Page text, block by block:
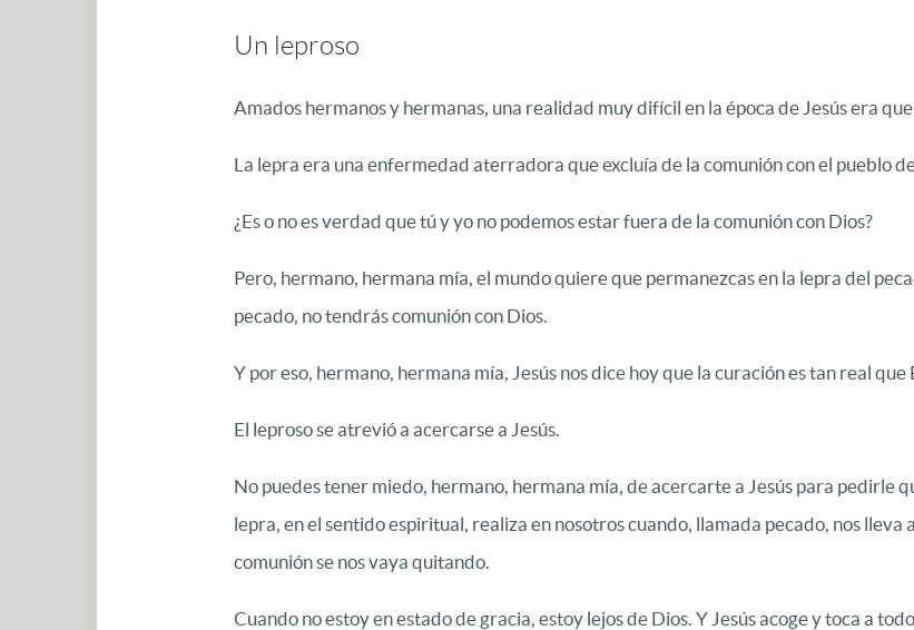
Un leproso
Amados hermanos y hermanas, una realidad muy difícil en la época de Jesús era
La lepra era una enfermedad aterradora que excluía de la comunión con el pueblo
¿Es o no es verdad que tú y yo no podemos estar fuera de la comunión con Dios?
Pero, hermano, hermana mía, el mundo quiere que permanezcas en la lepra del
pecado, no tendrás comunión con Dios.
Y por eso, hermano, hermana mía, Jesús nos dice hoy que la curación es tan real
El leproso se atrevió a acercarse a Jesús.
No puedes tener miedo, hermano, hermana mía, de acercarte a Jesús para pedirle
lepra, en el sentido espiritual, realiza en nosotros cuando, llamada pecado, nos lleva
comunión se nos vaya quitando.
Cuando no estoy en estado de gracia, estoy lejos de Dios. Y Jesús acoge y toca a